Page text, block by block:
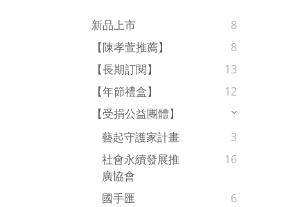
新品上市
8
【陳孝萱推薦】
8
【長期訂閱】
13
【年節禮盒】
12
【受捐公益團體】
藝起守護家計畫
3
社會永續發展推
廣協會
16
國手匯
6